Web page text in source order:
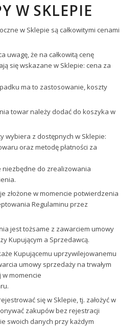
W SKLEPIE
w Sklepie są całkowitymi cenami
uwagę, że na całkowitą cenę
się wskazane w Sklepie: cena za
ma to zastosowanie, koszty
towar należy dodać do koszyka w
wybiera z dostępnych w Sklepie:
oraz metodę płatności za
do zrealizowania
złożone w momencie potwierdzenia
Regulaminu przez
jest tożsame z zawarciem umowy
Kupującym a Sprzedawcą.
Kupującemu uprzywilejowanemu
umowy sprzedaży na trwałym
momencie
się w Sklepie, tj. założyć w
zakupów bez rejestracji
swoich danych przy każdym